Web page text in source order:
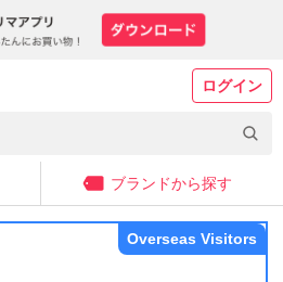
ログイン
ブランドから探す
Overseas Visitors